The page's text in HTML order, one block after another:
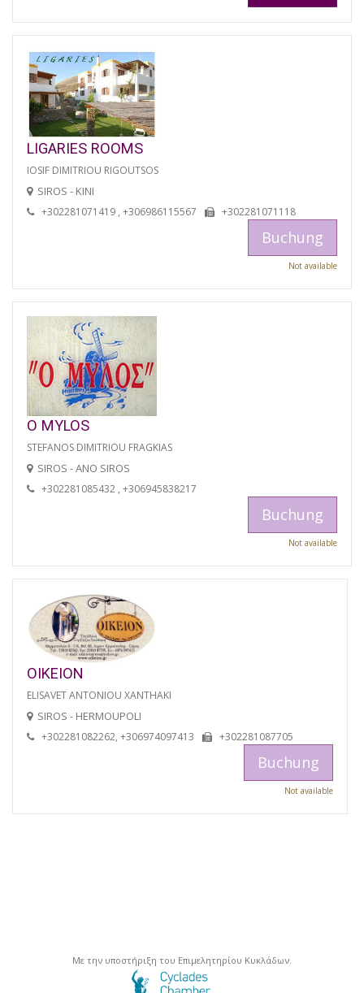
LIGARIES ROOMS
IOSIF DIMITRIOU RIGOUTSOS
SIROS - KINI
+302281071419 , +306986115567 +302281071118
Buchung
Not available
O MYLOS
STEFANOS DIMITRIOU FRAGKIAS
SIROS - ANO SIROS
+302281085432 , +306945838217
Buchung
Not available
OIKEION
ELISAVET ANTONIOU XANTHAKI
SIROS - HERMOUPOLI
+302281082262, +306974097413 +302281087705
Buchung
Not available
Με την υποστήριξη του Επιμελητηρίου Κυκλάδων.